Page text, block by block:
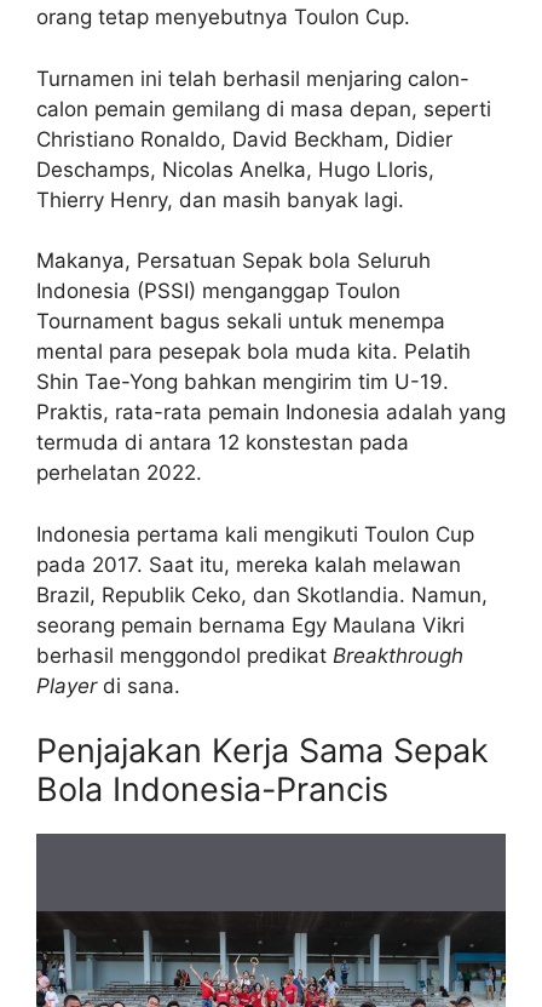
orang tetap menyebutnya Toulon Cup.
Turnamen ini telah berhasil menjaring calon-
calon pemain gemilang di masa depan, seperti
Christiano Ronaldo, David Beckham, Didier
Deschamps, Nicolas Anelka, Hugo Lloris,
Thierry Henry, dan masih banyak lagi.
Makanya, Persatuan Sepak bola Seluruh
Indonesia (PSSI) menganggap Toulon
Tournament bagus sekali untuk menempa
mental para pesepak bola muda kita. Pelatih
Shin Tae-Yong bahkan mengirim tim U-19.
Praktis, rata-rata pemain Indonesia adalah yang
termuda di antara 12 konstestan pada
perhelatan 2022.
Indonesia pertama kali mengikuti Toulon Cup
pada 2017. Saat itu, mereka kalah melawan
Brazil, Republik Ceko, dan Skotlandia. Namun,
seorang pemain bernama Egy Maulana Vikri
berhasil menggondol predikat Breakthrough
Playerdi sana.
Penjajakan Kerja Sama Sepak
Bola Indonesia-Prancis